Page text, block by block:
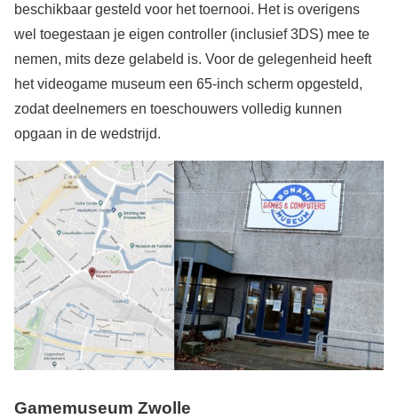
beschikbaar gesteld voor het toernooi. Het is overigens
wel toegestaan je eigen controller (inclusief 3DS) mee te
nemen, mits deze gelabeld is. Voor de gelegenheid heeft
het videogame museum een 65-inch scherm opgesteld,
zodat deelnemers en toeschouwers volledig kunnen
opgaan in de wedstrijd.
Gamemuseum Zwolle